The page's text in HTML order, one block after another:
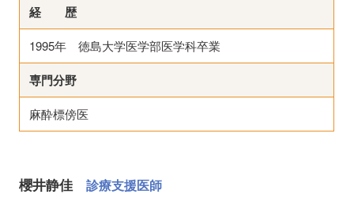
経 歴
1995年 徳島大学医学部医学科卒業
専門分野
麻酔標傍医
櫻井静佳診療支援医師